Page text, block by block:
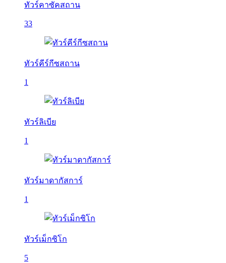
ทัวร์คาซัคสถาน
33
ทัวร์คีร์กีซสถาน
1
ทัวร์ลิเบีย
1
ทัวร์มาดากัสการ์
1
ทัวร์เม็กซิโก
5